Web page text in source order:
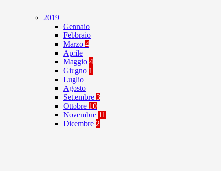
2019
Gennaio
Febbraio
Marzo 4
Aprile
Maggio 4
Giugno 1
Luglio
Agosto
Settembre 3
Ottobre 10
Novembre 11
Dicembre 2